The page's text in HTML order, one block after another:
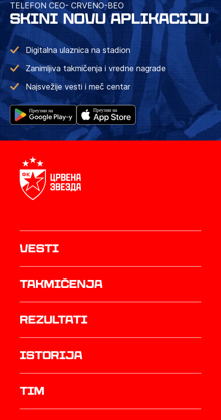
TELEFON CEO- CRVENO-BEO
SKINI NOVU APLIKACIJU
Digitalna ulaznica na stadion
Zanimljiva takmičenja i vredne nagrade
Najsvežije vesti i meč centar
Vesti
Takmičenja
rezultati
istorija
TIM